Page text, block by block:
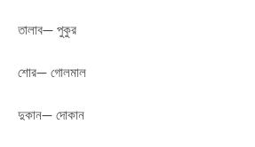
তালাব— পুকুর
শোর— গোলমাল
দুকান— দোকান